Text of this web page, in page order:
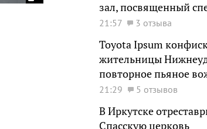
зал, посвященный
21:57 3 отзыва
Toyota Ipsum
жительницы
повторное пьяное
21:29 5 отзывов
В Иркутске
Спасскую церковь